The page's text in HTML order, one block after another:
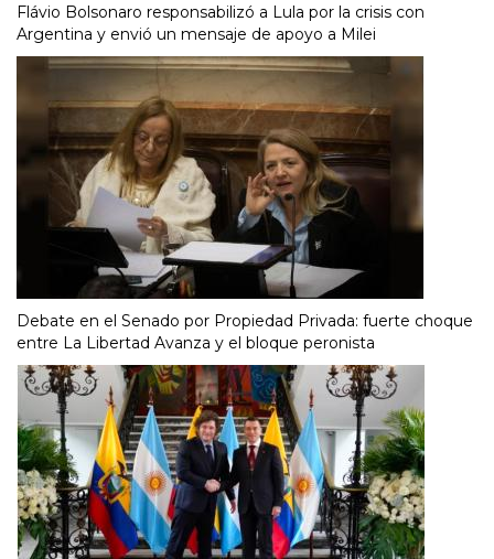
Flávio Bolsonaro responsabilizó a Lula por la crisis con
Argentina y envió un mensaje de apoyo a Milei
Debate en el Senado por Propiedad Privada: fuerte choque
entre La Libertad Avanza y el bloque peronista